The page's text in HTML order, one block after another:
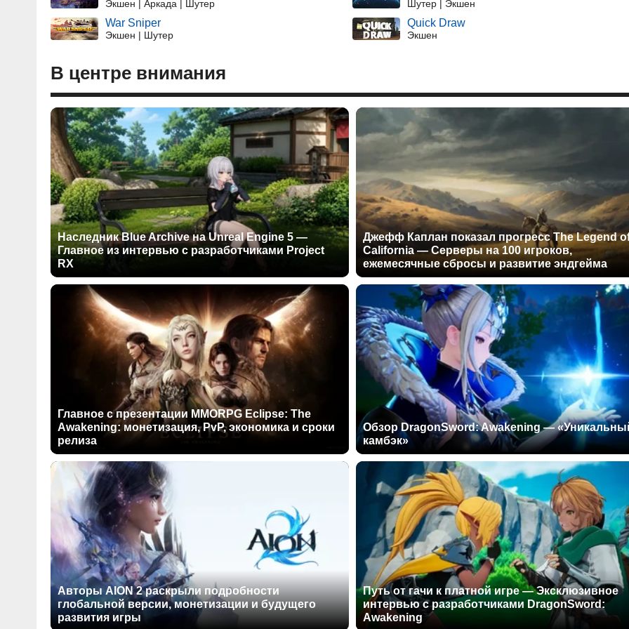
Экшен | Аркада | Шутер
War Sniper
Экшен | Шутер
Шутер | Экшен
Quick Draw
Экшен
В центре внимания
Наследник Blue Archive на Unreal Engine 5 —
Главное из интервью с разработчиками Project
RX
Джефф Каплан показал прогресс The Legend
California — Серверы на 100 игроков,
ежемесячные сбросы и развитие эндгейма
Главное с презентации MMORPG Eclipse: The
Awakening: монетизация, PvP, экономика и сроки
релиза
Обзор DragonSword: Awakening —
камбэк»
Авторы AION 2 раскрыли подробности
глобальной версии, монетизации и будущего
развития игры
Путь от гачи к платной игре — Эксклюзивное
интервью с разработчиками DragonSword:
Awakening